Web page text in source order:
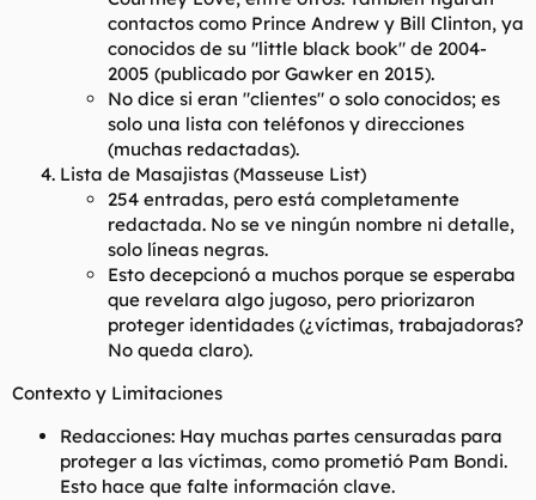
contactos como Prince Andrew y Bill Clinton, ya
conocidos de su "little black book" de 2004-
2005 (publicado por Gawker en 2015).
No dice si eran "clientes" o solo conocidos; es
solo una lista con teléfonos y direcciones
(muchas redactadas).
Lista de Masajistas (Masseuse List)
254 entradas, pero está completamente
redactada. No se ve ningún nombre ni detalle,
solo líneas negras.
Esto decepcionó a muchos porque se esperaba
que revelara algo jugoso, pero priorizaron
proteger identidades (¿víctimas, trabajadoras?
No queda claro).
Contexto y Limitaciones
Redacciones: Hay muchas partes censuradas para
proteger a las víctimas, como prometió Pam Bondi.
Esto hace que falte información clave.